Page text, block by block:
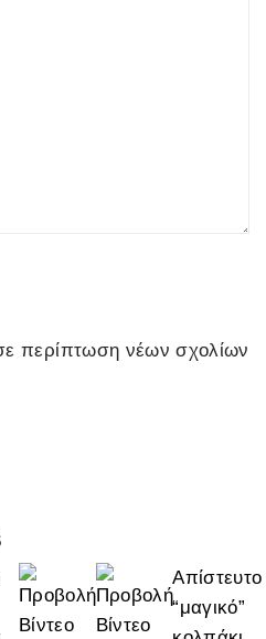
περίπτωση νέων σχολίων
Απίστευτο
“μαγικό”